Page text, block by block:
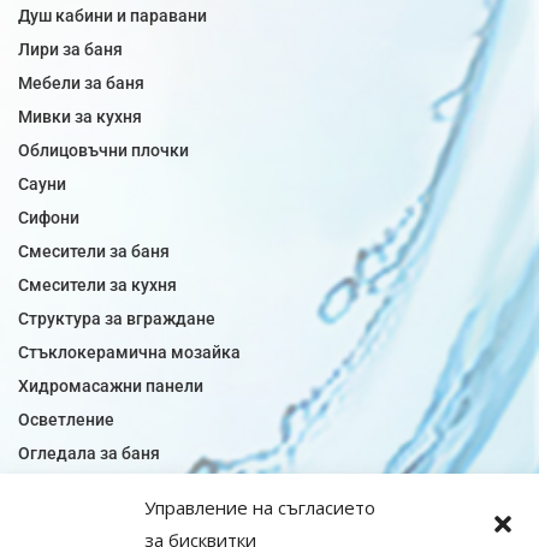
Управление на съгласието
за бисквитки
Душ кабини и паравани
Лири за баня
Мебели за баня
Мивки за кухня
Облицовъчни плочки
Сауни
Сифони
Смесители за баня
Смесители за кухня
Структура за вграждане
Стъклокерамична мозайка
Хидромасажни панели
Осветление
Огледала за баня
Плочки за кухня